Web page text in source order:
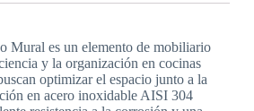
Mural es un elemento de mobiliario
y la organización en cocinas
optimizar el espacio junto a la
en acero inoxidable AISI 304